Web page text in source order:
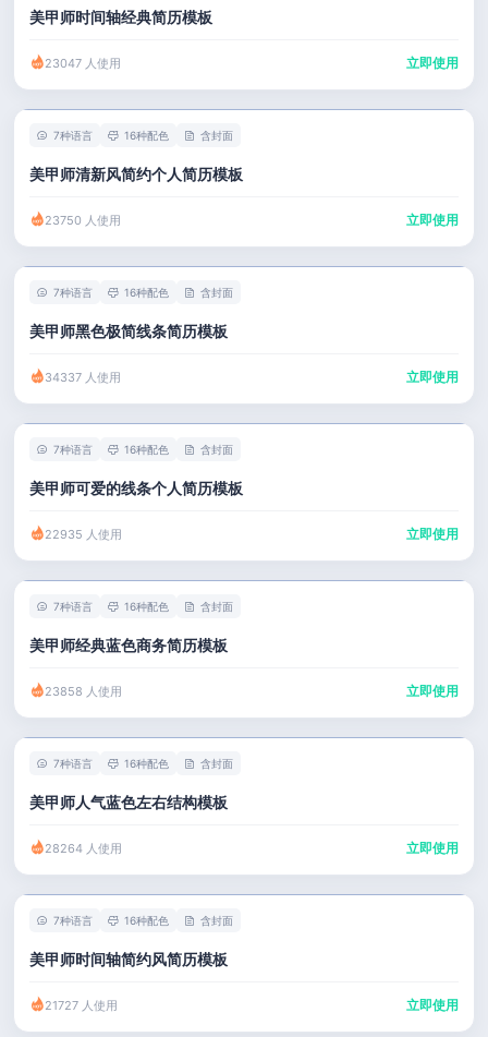
美甲师时间轴经典简历模板
23047 人使用 立即使用
7种语言 16种配色 含封面
美甲师清新风简约个人简历模板
23750 人使用 立即使用
7种语言 16种配色 含封面
美甲师黑色极简线条简历模板
34337 人使用 立即使用
7种语言 16种配色 含封面
美甲师可爱的线条个人简历模板
22935 人使用 立即使用
7种语言 16种配色 含封面
美甲师经典蓝色商务简历模板
23858 人使用 立即使用
7种语言 16种配色 含封面
美甲师人气蓝色左右结构模板
28264 人使用 立即使用
7种语言 16种配色 含封面
美甲师时间轴简约风简历模板
21727 人使用 立即使用